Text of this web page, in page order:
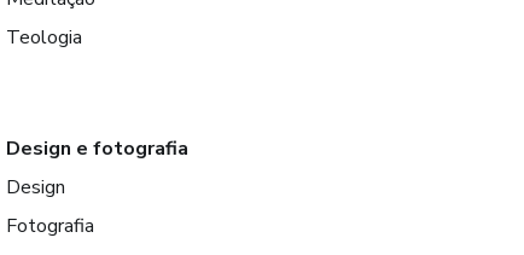
Teologia
Design e fotografia
Design
Fotografia